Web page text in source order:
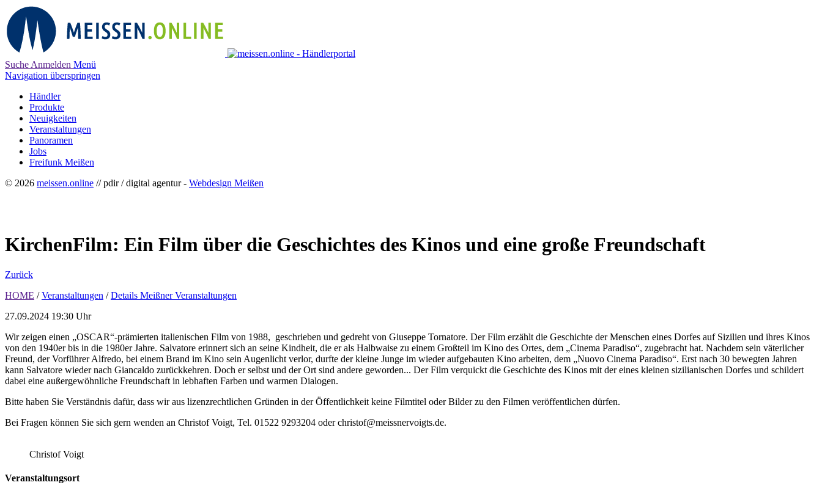
Suche Anmelden Menü
Navigation überspringen
Händler
Produkte
Neuigkeiten
Veranstaltungen
Panoramen
Jobs
Freifunk Meißen
© 2026 meissen.online // pdir / digital agentur - Webdesign Meißen
KirchenFilm: Ein Film über die Geschichtes des Kinos und eine große Freundschaft
Zurück
HOME / Veranstaltungen / Details Meißner Veranstaltungen
27.09.2024 19:30 Uhr
Wir zeigen einen „OSCAR“-prämierten italienischen Film von 1988, geschrieben und gedreht von Giuseppe Tornatore. Der Film erzählt die Geschichte der Menschen eines Dorfes auf Sizilien und ihres Kinos
von den 1940er bis in die 1980er Jahre. Salvatore erinnert sich an seine Kindheit, die er als Halbwaise zu einem Großteil im Kino des Ortes, dem „Cinema Paradiso“, zugebracht hat. Nachdem sein väterlicher
Freund, der Vorführer Alfredo, bei einem Brand im Kino sein Augenlicht verlor, durfte der kleine Junge im wieder aufgebauten Kino arbeiten, dem „Nuovo Cinema Paradiso“. Erst nach 30 bewegten Jahren
kann Salvatore wieder nach Giancaldo zurückkehren. Doch er selbst und der Ort sind andere geworden... Der Film verquickt die Geschichte des Kinos mit der eines kleinen sizilianischen Dorfes und schildert
dabei eine außergewöhnliche Freundschaft in lebhaften Farben und warmen Dialogen.
Bitte haben Sie Verständnis dafür, dass wir aus lizenzrechtlichen Gründen in der Öffentlichkeit keine Filmtitel oder Bilder zu den Filmen veröffentlichen dürfen.
Bei Fragen können Sie sich gern wenden an Christof Voigt, Tel. 01522 9293204 oder christof@meissnervoigts.de.
Christof Voigt
Veranstaltungsort